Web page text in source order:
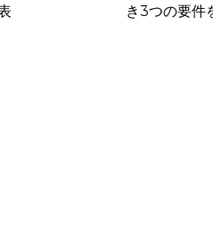
き3つの要件を解説